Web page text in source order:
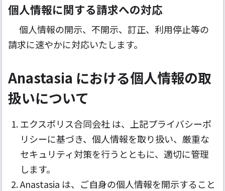
個人情報に関する請求への対応
個人情報の開示、不開示、訂正、利用停止等の
請求に速やかに対応いたします。
Anastasia における個人情報の取
扱いについて
エクスポリス合同会社 は、上記プライバシーポ
リシーに基づき、個人情報を取り扱い、厳重な
セキュリティ対策を行うとともに、適切に管理
します。
Anastasia は、ご自身の個人情報を開示すること